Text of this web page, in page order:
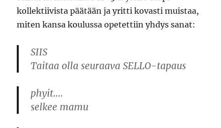
kollektiivista päätään ja yritti kovasti muistaa,
miten kansa koulussa opetettiin yhdys sanat:
SIIS
Taitaa olla seuraava SELLO-tapaus
phyit….
selkee mamu